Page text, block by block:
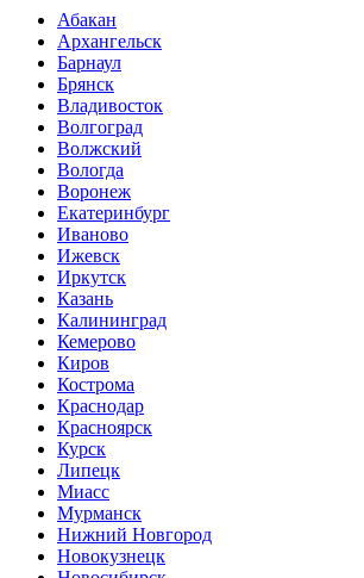
Абакан
Архангельск
Барнаул
Брянск
Владивосток
Волгоград
Волжский
Вологда
Воронеж
Екатеринбург
Иваново
Ижевск
Иркутск
Казань
Калининград
Кемерово
Киров
Кострома
Краснодар
Красноярск
Курск
Липецк
Миасс
Мурманск
Нижний Новгород
Новокузнецк